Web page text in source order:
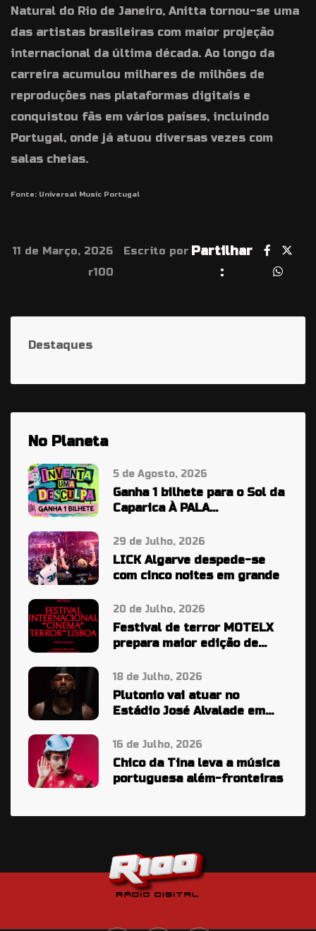
Natural do Rio de Janeiro, Anitta tornou-se uma
das artistas brasileiras com maior projeção
internacional da última década. Ao longo da
carreira acumulou milhares de milhões de
reproduções nas plataformas digitais e
conquistou fãs em vários países, incluindo
Portugal, onde já atuou diversas vezes com
salas cheias.
Fonte: Universal Music Portugal
11 de Março, 2026
Escrito por
r100
Partilhar
:
Destaques
No Planeta
5 de Agosto, 2026
Ganha 1 bilhete para o Sol da
Caparica À PALA…
29 de Julho, 2026
LICK Algarve despede-se
com cinco noites em grande
20 de Julho, 2026
Festival de terror MOTELX
prepara maior edição de
18 de Julho, 2026
Plutonio vai atuar no
Estádio José Alvalade em
16 de Julho, 2026
Chico da Tina leva a música
portuguesa além-fronteiras